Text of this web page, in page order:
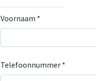
Voornaam *
Telefoonnummer *